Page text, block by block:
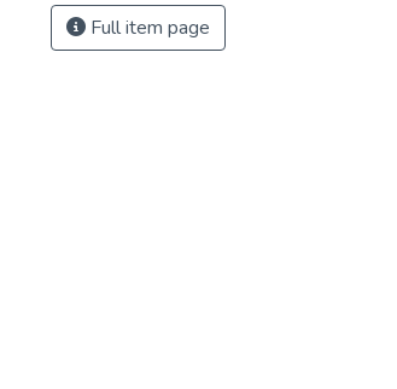
Full item page